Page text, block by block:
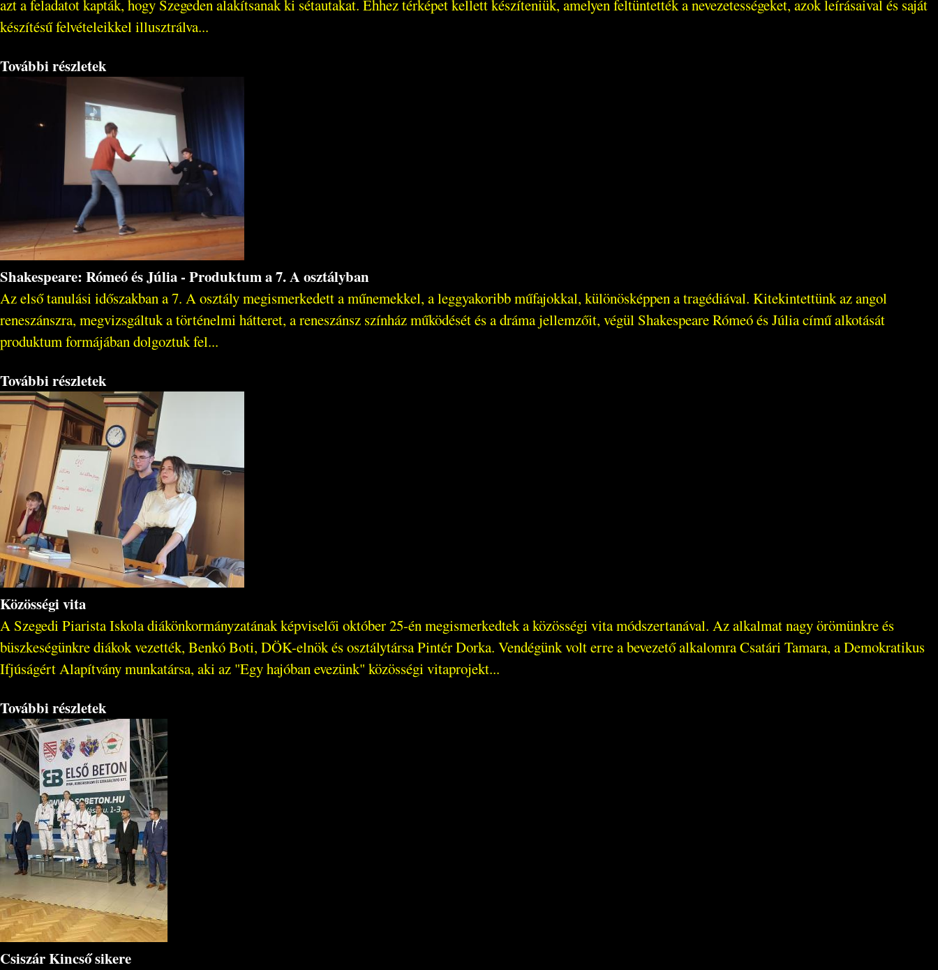
azt a feladatot kapták, hogy Szegeden alakítsanak ki sétautakat. Ehhez térképet kellett készíteniük, amelyen feltüntették a nevezetességeket, azok leírásaival és saját
készítésű felvételeikkel illusztrálva...
További részletek
Shakespeare: Rómeó és Júlia - Produktum a 7. A osztályban
Az első tanulási időszakban a 7. A osztály megismerkedett a műnemekkel, a leggyakoribb műfajokkal, különösképpen a tragédiával. Kitekintettünk az angol
reneszánszra, megvizsgáltuk a történelmi hátteret, a reneszánsz színház működését és a dráma jellemzőit, végül Shakespeare Rómeó és Júlia című alkotását
produktum formájában dolgoztuk fel...
További részletek
Közösségi vita
A Szegedi Piarista Iskola diákönkormányzatának képviselői október 25-én megismerkedtek a közösségi vita módszertanával. Az alkalmat nagy örömünkre és
büszkeségünkre diákok vezették, Benkó Boti, DÖK-elnök és osztálytársa Pintér Dorka. Vendégünk volt erre a bevezető alkalomra Csatári Tamara, a Demokratikus
Ifjúságért Alapítvány munkatársa, aki az "Egy hajóban evezünk" közösségi vitaprojekt...
További részletek
Csiszár Kincső sikere